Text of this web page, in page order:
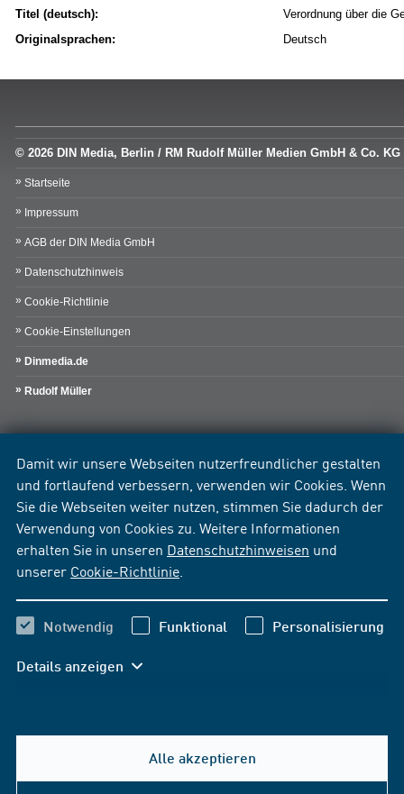
Damit wir unsere Webseiten nutzerfreundlicher gestalten
und fortlaufend verbessern, verwenden wir Cookies. Wenn
Sie die Webseiten weiter nutzen, stimmen Sie dadurch der
Verwendung von Cookies zu. Weitere Informationen
erhalten Sie in unseren Datenschutzhinweisen und
unserer Cookie-Richtlinie
Notwendig Funktional Personalisierung
Details anzeigen
Alle akzeptieren
Titel (deutsch):
Verordnung über die
Originalsprachen:
Deutsch
© 2026 DIN Media, Berlin / RM Rudolf Müller Medien GmbH & Co. KG
Startseite
Impressum
AGB der DIN Media GmbH
Datenschutzhinweis
Cookie-Richtlinie
Cookie-Einstellungen
Dinmedia.de
Rudolf Müller
Hilfe & Kontakt